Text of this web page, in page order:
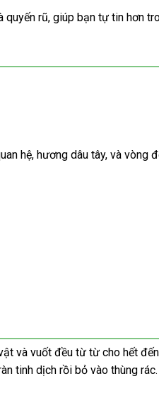
rũ, giúp bạn tự tin hơn
hệ, hương dâu tây, và vòng
và vuốt đều từ từ cho hết
tinh dịch rồi bỏ vào thùng